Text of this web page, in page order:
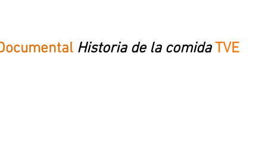
Historia de la comida TVE